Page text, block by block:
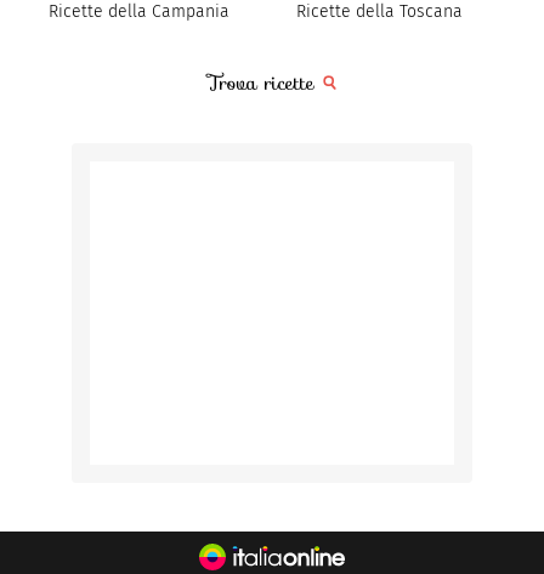
Ricette della Campania
Ricette della Toscana
Trova ricette